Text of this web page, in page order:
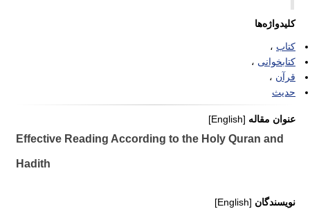
کلیدواژه‌ها
کتاب
کتابخوانی
قرآن
حدیث
عنوان مقاله [English]
Effective Reading According to the Holy Quran and
Hadith
نویسندگان [English]